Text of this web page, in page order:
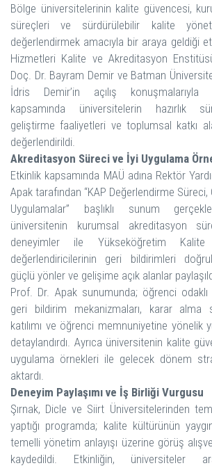
Bölge üniversitelerinin kalite güvencesi,
süreçleri ve sürdürülebilir kalite
değerlendirmek amacıyla bir araya geldiği
Hizmetleri Kalite ve Akreditasyon
Doç. Dr. Bayram Demir ve Batman
İdris Demir’in açılış konuşmalarıyla
kapsamında üniversitelerin hazırlık
geliştirme faaliyetleri ve toplumsal katkı
değerlendirildi.
Akreditasyon Süreci ve İyi Uygulama
Etkinlik kapsamında MAÜ adına Rektör
Apak tarafından “KAP Değerlendirme
Uygulamalar” başlıklı sunum
üniversitenin kurumsal akreditasyon
deneyimler ile Yükseköğretim Kalite
değerlendiricilerinin geri bildirimleri
güçlü yönler ve gelişime açık alanlar
Prof. Dr. Apak sunumunda; öğrenci odaklı
geri bildirim mekanizmaları, karar alma
katılımı ve öğrenci memnuniyetine yönelik
detaylandırdı. Ayrıca üniversitenin kalite
uygulama örnekleri ile gelecek dönem
aktardı.
Deneyim Paylaşımı ve İş Birliği Vurgusu
Şırnak, Dicle ve Siirt Üniversitelerinden
yaptığı programda; kalite kültürünün
temelli yönetim anlayışı üzerine görüş
kaydedildi. Etkinliğin, üniversiteler